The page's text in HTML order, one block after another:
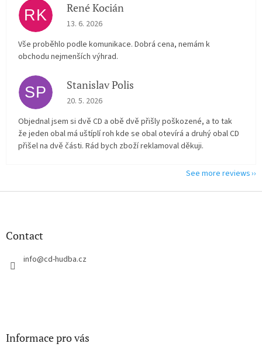
RK René Kocián
The store rating is 5 out of 5 stars.
13. 6. 2026
Vše proběhlo podle komunikace. Dobrá cena, nemám k
obchodu nejmenších výhrad.
SP Stanislav Polis
The store rating is 2 out of 5 stars.
20. 5. 2026
Objednal jsem si dvě CD a obě dvě přišly poškozené, a to tak
že jeden obal má uštíplí roh kde se obal otevírá a druhý obal CD
přišel na dvě části. Rád bych zboží reklamoval děkuji.
See more reviews
F
Contact
info@cd-hudba.cz
Informace pro vás